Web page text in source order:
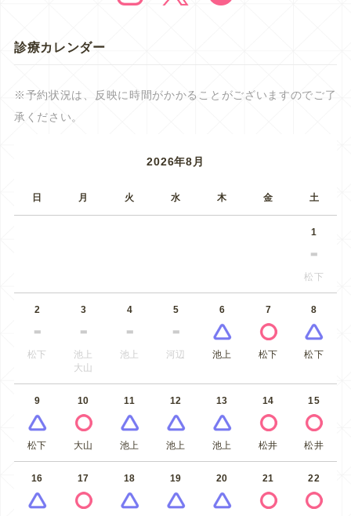
診療カレンダー
※予約状況は、反映に時間がかかることがございますのでご了
承ください。
2026年8月
日 月 火 水 木 金 土
1
松下
2
松下
3
池上
大山
4
池上
5
河辺
6
池上
7
松下
8
松下
9
松下
10
大山
11
池上
12
池上
13
池上
14
松井
15
松井
16 17 18 19 20 21 22